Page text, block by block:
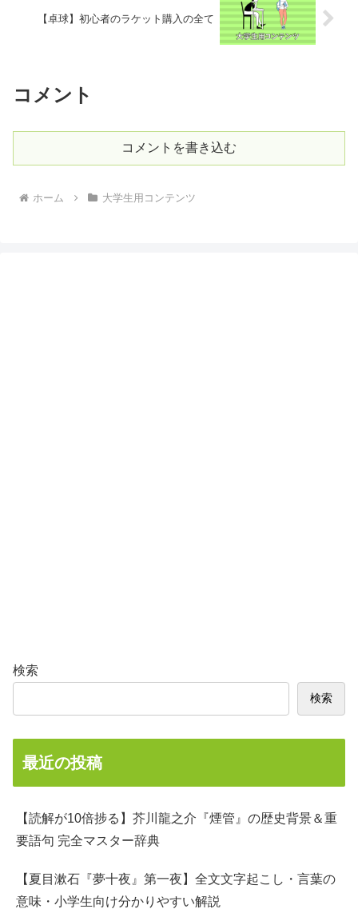
【卓球】初心者のラケット購入の全て
コメント
コメントを書き込む
ホーム 大学生用コンテンツ
検索
検索
最近の投稿
【読解が10倍捗る】芥川龍之介『煙管』の歴史背景＆重
要語句 完全マスター辞典
【夏目漱石『夢十夜』第一夜】全文文字起こし・言葉の
意味・小学生向け分かりやすい解説